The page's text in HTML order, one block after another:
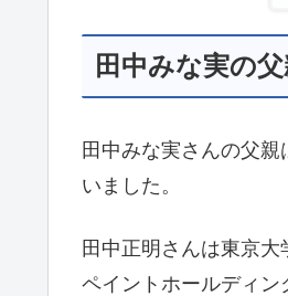
田中みな実の
田中みな実さんの父
いました。
田中正明さんは東京
ペイントホールディン